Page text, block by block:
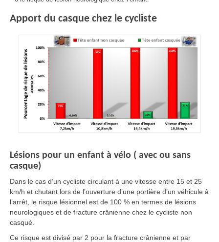
Apport du casque chez le cycliste
Lésions pour un enfant à vélo ( avec ou sans
casque)
Dans le cas d’un cycliste circulant à une vitesse entre 15 et 25
km/h et chutant lors de l’ouverture d’une portière d’un véhicule à
l’arrêt, le risque lésionnel est de 100 % en termes de lésions
neurologiques et de fracture crânienne chez le cycliste non
casqué.
Ce risque est divisé par 2 pour la fracture crânienne et par